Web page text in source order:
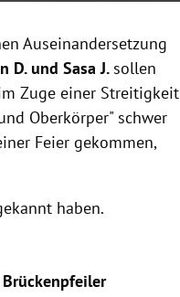
Auseinandersetzung
D. und Sasa J.sollen
Zuge einer Streitigkeit
Oberkörper" schwer
Feier gekommen,
haben.